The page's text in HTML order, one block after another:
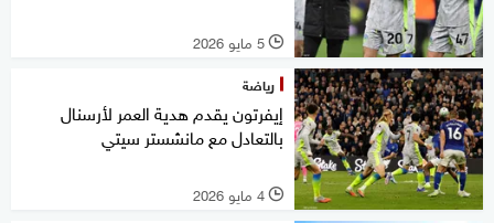
l 5 مايو 2026
رياضة
إيفرتون يقدم هدية العمر لأرسنال
بالتعادل مع مانشستر سيتي
l 4 مايو 2026